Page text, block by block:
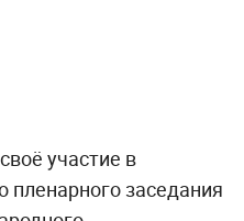
участие в
пленарного заседания